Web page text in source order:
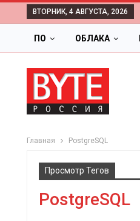
ВТОРНИК, 4 АВГУСТА, 2026
ПО ОБЛАКА
Главная PostgreSQL
Просмотр Тегов
PostgreSQL